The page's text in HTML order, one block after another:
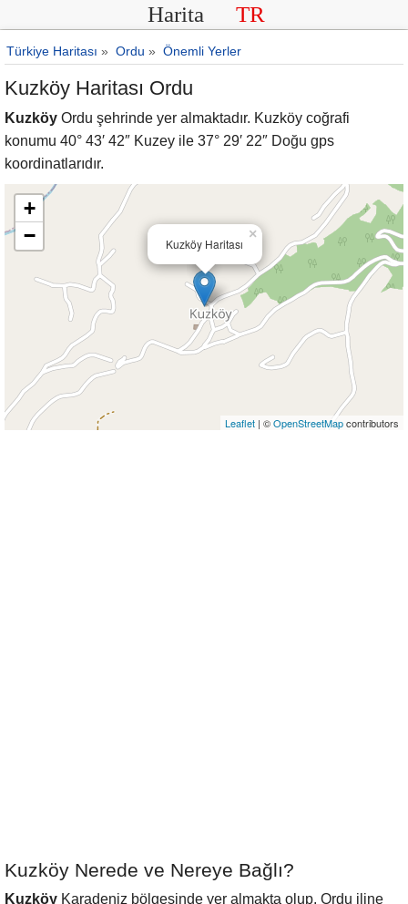
Harita TR
Türkiye Haritası » Ordu » Önemli Yerler
Kuzköy Haritası Ordu
Kuzköy Ordu şehrinde yer almaktadır. Kuzköy coğrafi
konumu 40° 43′ 42″ Kuzey ile 37° 29′ 22″ Doğu gps
koordinatlarıdır.
Kuzköy Haritası
×
+
−
Leaflet | ©OpenStreetMapcontributors
Kuzköy Nerede ve Nereye Bağlı?
Kuzköy Karadeniz bölgesinde yer almakta olup, Ordu iline